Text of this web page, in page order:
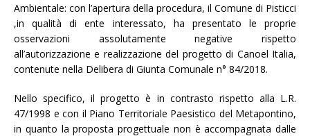
Ambientale: con l’apertura della procedura, il Comune di Pisticci
,in qualità di ente interessato, ha presentato le proprie
osservazioni assolutamente negative rispetto
all’autorizzazione e realizzazione del progetto di Canoel Italia,
contenute nella Delibera di Giunta Comunale n° 84/2018.
Nello specifico, il progetto è in contrasto rispetto alla L.R.
47/1998 e con il Piano Territoriale Paesistico del Metapontino,
in quanto la proposta progettuale non è accompagnata dalle